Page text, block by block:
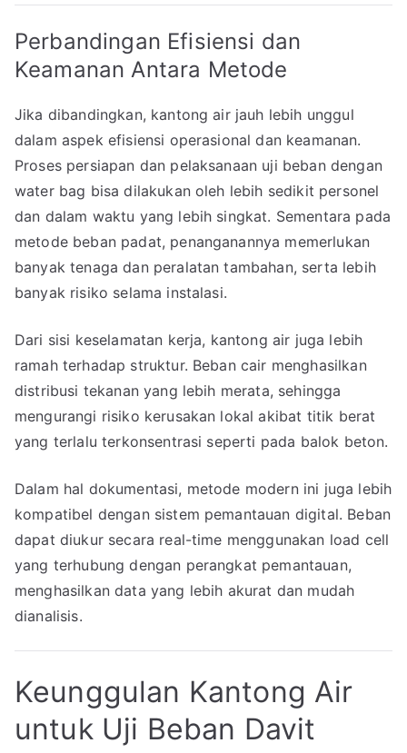
Perbandingan Efisiensi dan
Keamanan Antara Metode
Jika dibandingkan, kantong air jauh lebih unggul
dalam aspek efisiensi operasional dan keamanan.
Proses persiapan dan pelaksanaan uji beban dengan
water bag bisa dilakukan oleh lebih sedikit personel
dan dalam waktu yang lebih singkat. Sementara pada
metode beban padat, penanganannya memerlukan
banyak tenaga dan peralatan tambahan, serta lebih
banyak risiko selama instalasi.
Dari sisi keselamatan kerja, kantong air juga lebih
ramah terhadap struktur. Beban cair menghasilkan
distribusi tekanan yang lebih merata, sehingga
mengurangi risiko kerusakan lokal akibat titik berat
yang terlalu terkonsentrasi seperti pada balok beton.
Dalam hal dokumentasi, metode modern ini juga lebih
kompatibel dengan sistem pemantauan digital. Beban
dapat diukur secara real-time menggunakan load cell
yang terhubung dengan perangkat pemantauan,
menghasilkan data yang lebih akurat dan mudah
dianalisis.
Keunggulan Kantong Air
untuk Uji Beban Davit